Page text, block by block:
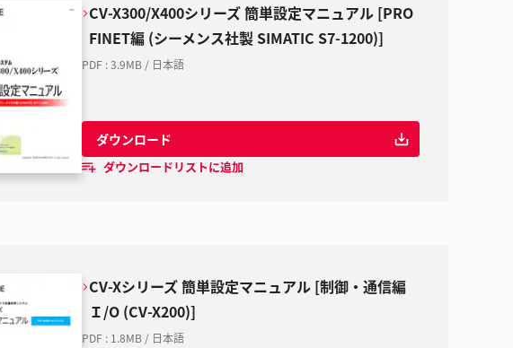
CV-X300/X400シリーズ 簡単設定マニュアル [PRO
FINET編 (シーメンス社製 SIMATIC S7-1200)]
PDF :3.9MB / 日本語
ダウンロード
ダウンロードリストに追加
CV-Xシリーズ 簡単設定マニュアル [制御・通信編
Ｉ/O (CV-X200)]
PDF : 1.8MB / 日本語